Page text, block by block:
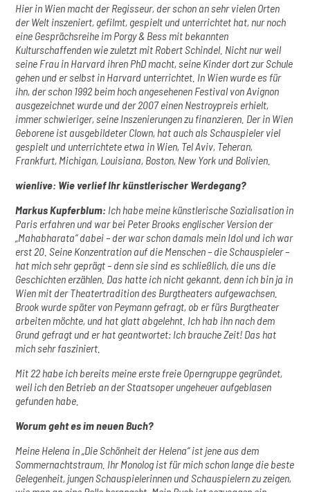
Hier in Wien macht der Regisseur, der schon an sehr vielen Orten
der Welt inszeniert, gefilmt, gespielt und unterrichtet hat, nur noch
eine Gesprächsreihe im Porgy & Bess mit bekannten
Kulturschaffenden wie zuletzt mit Robert Schindel. Nicht nur weil
seine Frau in Harvard ihren PhD macht, seine Kinder dort zur Schule
gehen und er selbst in Harvard unterrichtet. In Wien wurde es für
ihn, der schon 1992 beim hoch angesehenen Festival von Avignon
ausgezeichnet wurde und der 2007 einen Nestroypreis erhielt,
immer schwieriger, seine Inszenierungen zu finanzieren. Der in Wien
Geborene ist ausgebildeter Clown, hat auch als Schauspieler viel
gespielt und unterrichtete etwa in Wien, Tel Aviv, Teheran,
Frankfurt, Michigan, Louisiana, Boston, New York und Bolivien.
wienlive: Wie verlief Ihr künstlerischer Werdegang?
Markus Kupferblum: Ich habe meine künstlerische Sozialisation in
Paris erfahren und war bei Peter Brooks englischer Version der
„Mahabharata“ dabei – der war schon damals mein Idol und ich war
erst 20. Seine Konzentration auf die Menschen – die Schauspieler –
hat mich sehr geprägt – denn sie sind es schließlich, die uns die
Geschichten erzählen. Das hatte ich nicht gekannt, denn ich bin ja in
Wien mit der Theatertradition des Burgtheaters aufgewachsen.
Brook wurde später von Peymann gefragt, ob er fürs Burgtheater
arbeiten möchte, und hat glatt abgelehnt. Ich hab ihn nach dem
Grund gefragt und er hat geantwortet: Ich brauche Zeit! Das hat
mich sehr fasziniert.
Mit 22 habe ich bereits meine erste freie Operngruppe gegründet,
weil ich den Betrieb an der Staatsoper ungeheuer aufgeblasen
gefunden habe.
Worum geht es im neuen Buch?
Meine Helena in „Die Schönheit der Helena“ ist jene aus dem
Sommernachtstraum. Ihr Monolog ist für mich schon lange die beste
Gelegenheit, jungen Schauspielerinnen und Schauspielern zu zeigen,